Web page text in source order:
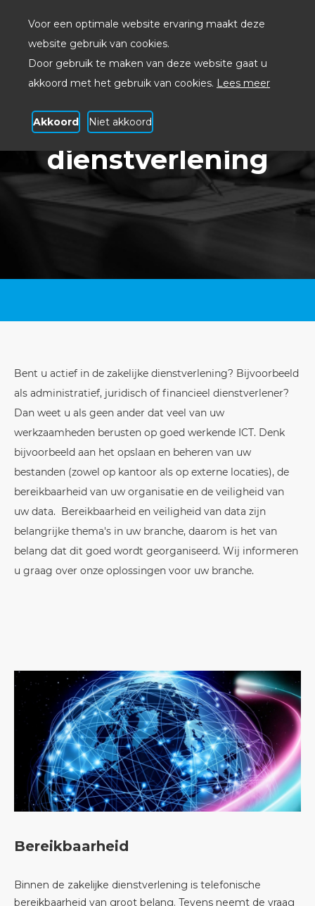
Voor een optimale website ervaring maakt deze
website gebruik van cookies.
Door gebruik te maken van deze website gaat u
akkoord met het gebruik van cookies. Lees meer
Akkoord Niet akkoord
Zakelijke
dienstverlening
Bent u actief in de zakelijke dienstverlening? Bijvoorbeeld
als administratief, juridisch of financieel dienstverlener?
Dan weet u als geen ander dat veel van uw
werkzaamheden berusten op goed werkende ICT. Denk
bijvoorbeeld aan het opslaan en beheren van uw
bestanden (zowel op kantoor als op externe locaties), de
bereikbaarheid van uw organisatie en de veiligheid van
uw data. Bereikbaarheid en veiligheid van data zijn
belangrijke thema's in uw branche, daarom is het van
belang dat dit goed wordt georganiseerd. Wij informeren
u graag over onze oplossingen voor uw branche.
Bereikbaarheid
Binnen de zakelijke dienstverlening is telefonische
bereikbaarheid van groot belang. Tevens neemt de vraag